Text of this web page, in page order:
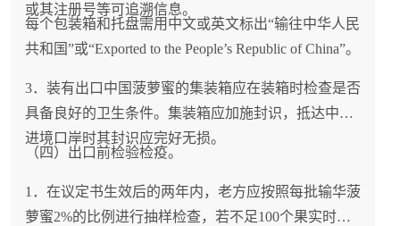
或其注册号等可追溯信息。
每个包装箱和托盘需用中文或英文标出“输往中华人民
共和国”或“Exported to the People’s Republic of China”。
3．装有出口中国菠萝蜜的集装箱应在装箱时检查是否
具备良好的卫生条件。集装箱应加施封识，抵达中国
进境口岸时其封识应完好无损。
（四）出口前检验检疫。
1．在议定书生效后的两年内，老方应按照每批输华菠
萝蜜2%的比例进行抽样检查，若不足100个果实时，